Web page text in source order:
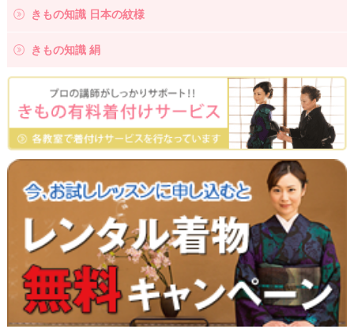
きもの知識 日本の紋様
きもの知識 絹